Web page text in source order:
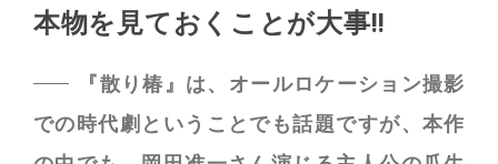
本物を見ておくことが大事!!
『散り椿』は、オールロケーション撮影
での時代劇ということでも話題ですが、本作